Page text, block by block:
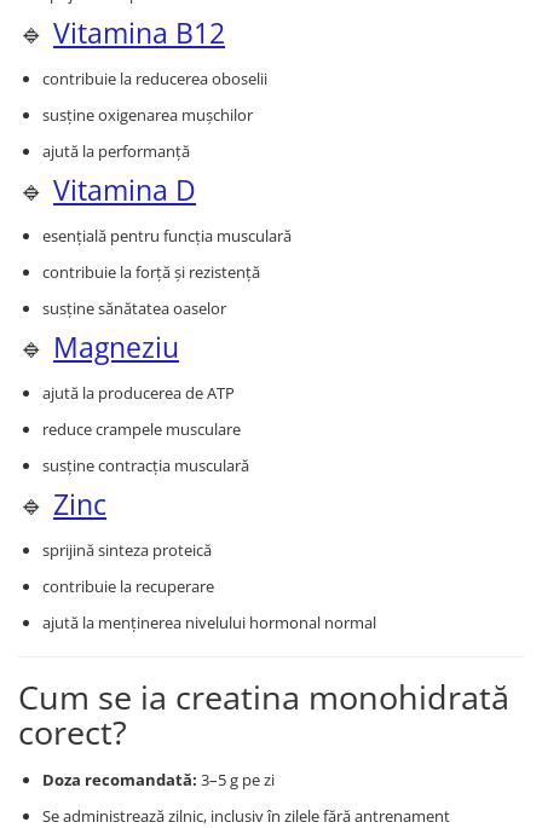
🔹 Vitamina B12
contribuie la reducerea oboselii
susține oxigenarea mușchilor
ajută la performanță
🔹 Vitamina D
esențială pentru funcția musculară
contribuie la forță și rezistență
susține sănătatea oaselor
🔹 Magneziu
ajută la producerea de ATP
reduce crampele musculare
susține contracția musculară
🔹 Zinc
sprijină sinteza proteică
contribuie la recuperare
ajută la menținerea nivelului hormonal normal
Cum se ia creatina monohidrată
corect?
Doza recomandată: 3–5 g pe zi
Se administrează zilnic, inclusiv în zilele fără antrenament